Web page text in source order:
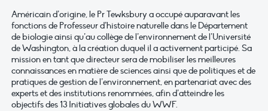
Américain d’origine, le Pr Tewksbury a occupé auparavant les
fonctions de Professeur d’histoire naturelle dans le Département
de biologie ainsi qu’au collège de l’environnement de l’Université
de Washington, à la création duquel il a activement participé. Sa
mission en tant que directeur sera de mobiliser les meilleures
connaissances en matière de sciences ainsi que de politiques et de
pratiques de gestion de l’environnement, en partenariat avec des
experts et des institutions renommées, afin d’atteindre les
objectifs des 13 Initiatives globales du WWF.